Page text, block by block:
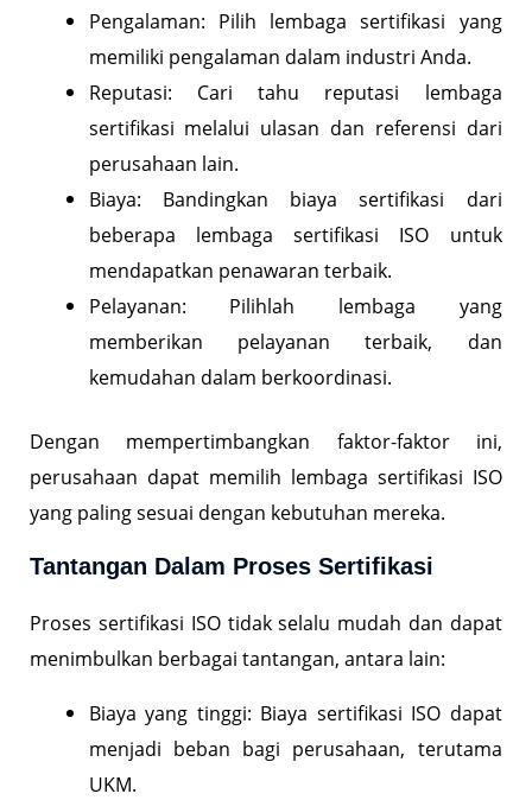
Pengalaman: Pilih lembaga sertifikasi yang
memiliki pengalaman dalam industri Anda.
Reputasi: Cari tahu reputasi lembaga
sertifikasi melalui ulasan dan referensi dari
perusahaan lain.
Biaya: Bandingkan biaya sertifikasi dari
beberapa lembaga sertifikasi ISO untuk
mendapatkan penawaran terbaik.
Pelayanan: Pilihlah lembaga yang
memberikan pelayanan terbaik, dan
kemudahan dalam berkoordinasi.
Dengan mempertimbangkan faktor-faktor ini,
perusahaan dapat memilih lembaga sertifikasi ISO
yang paling sesuai dengan kebutuhan mereka.
Tantangan Dalam Proses Sertifikasi
Proses sertifikasi ISO tidak selalu mudah dan dapat
menimbulkan berbagai tantangan, antara lain:
Biaya yang tinggi: Biaya sertifikasi ISO dapat
menjadi beban bagi perusahaan, terutama
UKM.